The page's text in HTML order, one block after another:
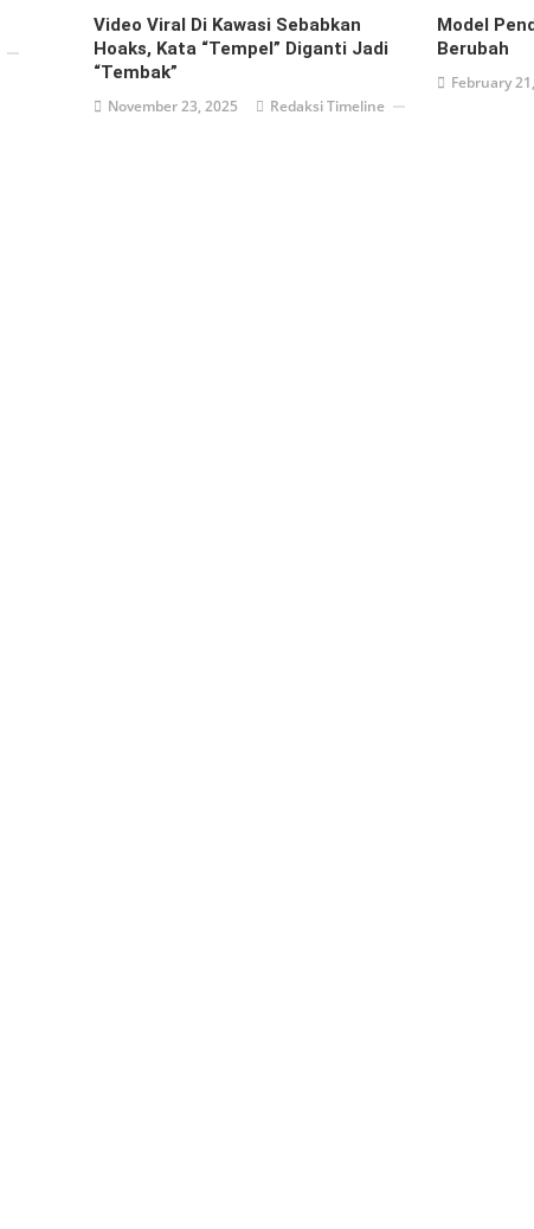
Video Viral Di Kawasi Sebabkan
Hoaks, Kata “Tempel” Diganti Jadi
“Tembak”
November 23, 2025 Redaksi Timeline
Model
Berubah
February